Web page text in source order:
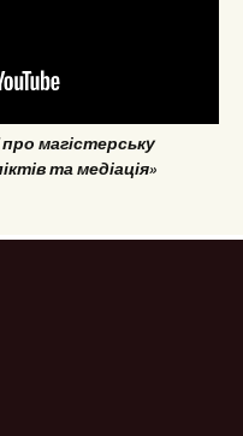
магістерську
та медіація»